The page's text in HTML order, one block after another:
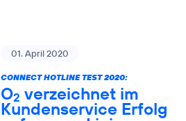
01. April 2020
CONNECT HOTLINE TEST 2020:
O2 verzeichnet im
Kundenservice Erfolg